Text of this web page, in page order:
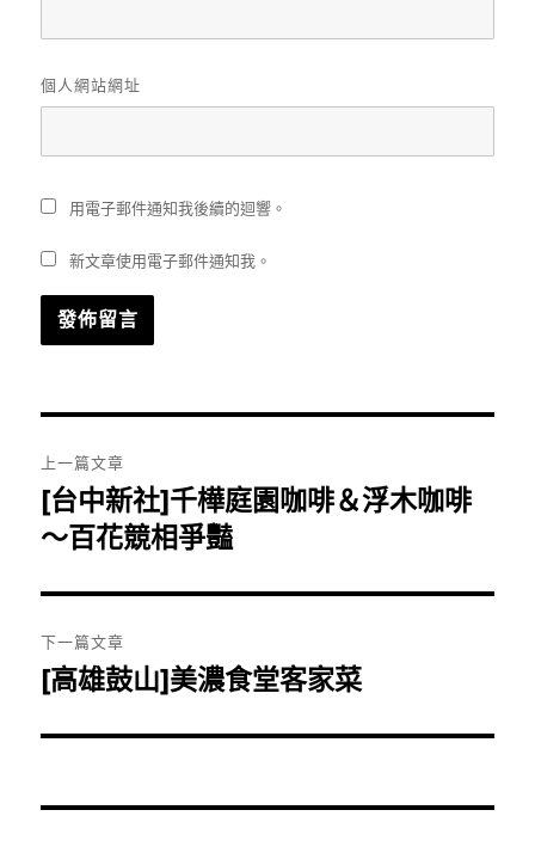
個人網站網址
用電子郵件通知我後續的迴響。
新文章使用電子郵件通知我。
章
導
覽
上一篇文章
上
一
文
章:
[台中新社]千樺庭園咖啡＆浮木咖啡
～百花競相爭豔
下一篇文章
下
篇
章:
[高雄鼓山]美濃食堂客家菜